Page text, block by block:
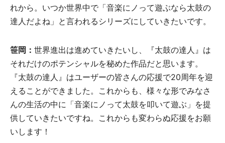
れから。いつか世界中で「音楽にノって遊ぶなら太鼓の
達人だよね」と言われるシリーズにしていきたいです。
笹岡： 世界進出は進めていきたいし、『太鼓の達人』は
それだけのポテンシャルを秘めた作品だと思います。
『太鼓の達人』はユーザーの皆さんの応援で20周年を迎
えることができました。これからも、様々な形でみなさ
んの生活の中に「音楽にノって太鼓を叩いて遊ぶ」を提
供していきたいですね。これからも変わらぬ応援をお願
いします！